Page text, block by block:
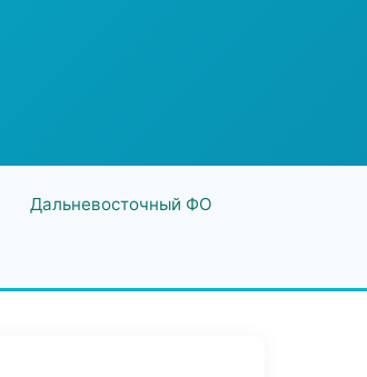
Дальневосточный ФО